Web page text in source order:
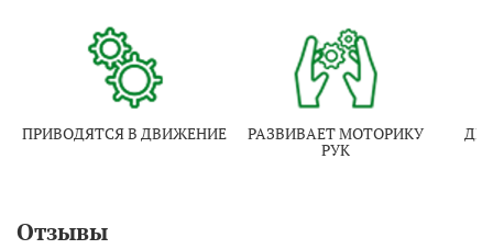
ПРИВОДЯТСЯ В ДВИЖЕНИЕ РАЗВИВАЕТ МОТОРИКУ
РУК
Отзывы